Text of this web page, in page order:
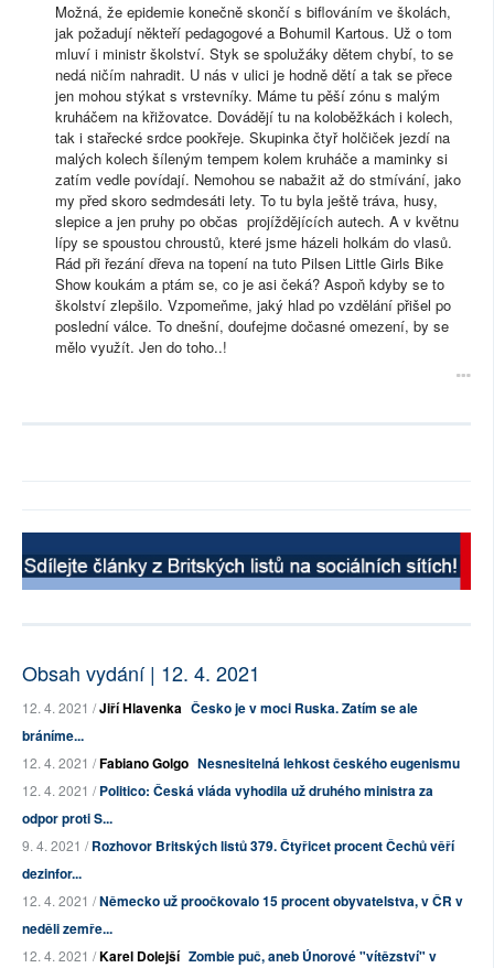
Možná, že epidemie konečně skončí s biflováním ve školách,
jak požadují někteří pedagogové a Bohumil Kartous. Už o tom
mluví i ministr školství. Styk se spolužáky dětem chybí, to se
nedá ničím nahradit. U nás v ulici je hodně dětí a tak se přece
jen mohou stýkat s vrstevníky. Máme tu pěší zónu s malým
kruháčem na křižovatce. Dovádějí tu na koloběžkách i kolech,
tak i stařecké srdce pookřeje. Skupinka čtyř holčiček jezdí na
malých kolech šíleným tempem kolem kruháče a maminky si
zatím vedle povídají. Nemohou se nabažit až do stmívání, jako
my před skoro sedmdesáti lety. To tu byla ještě tráva, husy,
slepice a jen pruhy po občas projíždějících autech. A v květnu
lípy se spoustou chroustů, které jsme házeli holkám do vlasů.
Rád při řezání dřeva na topení na tuto Pilsen Little Girls Bike
Show koukám a ptám se, co je asi čeká? Aspoň kdyby se to
školství zlepšilo. Vzpomeňme, jaký hlad po vzdělání přišel po
poslední válce. To dnešní, doufejme dočasné omezení, by se
mělo využít. Jen do toho..!
Obsah vydání | 12. 4. 2021
12. 4. 2021 /Jiří Hlavenka Česko je v moci Ruska. Zatím se ale
bráníme...
12. 4. 2021 /Fabiano Golgo Nesnesitelná lehkost českého eugenismu
12. 4. 2021 /Politico: Česká vláda vyhodila už druhého ministra za
odpor proti S...
9. 4. 2021 /Rozhovor Britských listů 379. Čtyřicet procent Čechů věří
dezinfor...
12. 4. 2021 /Německo už proočkovalo 15 procent obyvatelstva, v ČR v
neděli zemře...
12. 4. 2021 /Karel Dolejší Zombie puč, aneb Únorové "vítězství" v